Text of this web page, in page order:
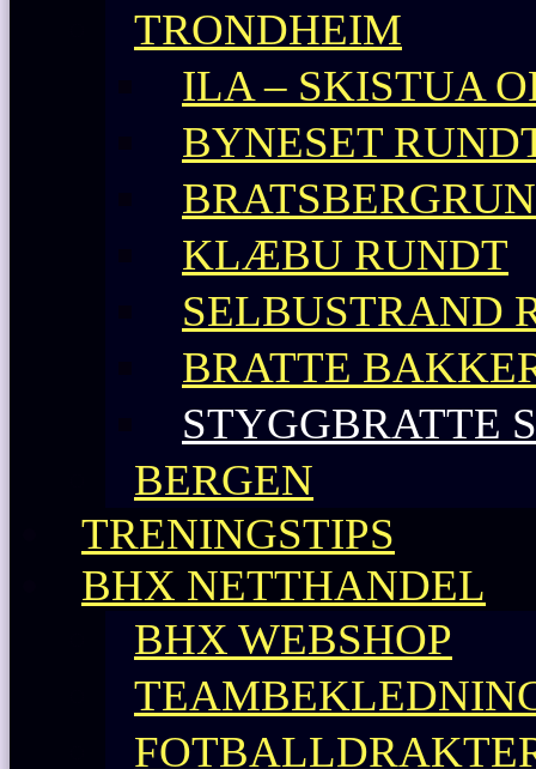
TRONDHEIM
ILA – SKISTUA
BYNESET
KLÆBU RUNDT
SELBUSTRAND
BRATTE
STYGGBRATTE
BERGEN
TRENINGSTIPS
BHX NETTHANDEL
BHX WEBSHOP